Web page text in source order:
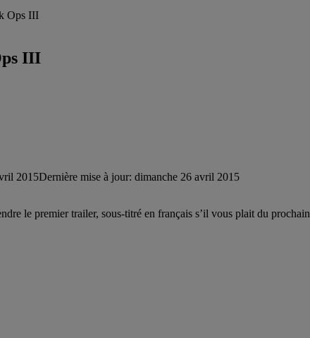
Ops III
III
2015Dernière mise à jour: dimanche 26 avril 2015
le premier trailer, sous-titré en français s’il vous plait du prochain